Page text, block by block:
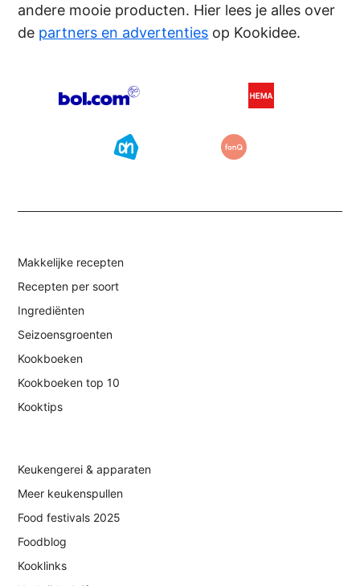
andere mooie producten. Hier lees je alles over
de partners en advertenties op Kookidee.
Makkelijke recepten
Recepten per soort
Ingrediënten
Seizoensgroenten
Kookboeken
Kookboeken top 10
Kooktips
Keukengerei & apparaten
Meer keukenspullen
Food festivals 2025
Foodblog
Kooklinks